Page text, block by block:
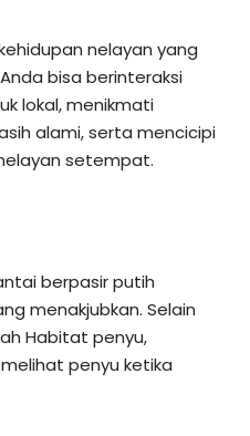
nelayan yang
bisa berinteraksi
lokal, menikmati
alami, serta mencicipi
setempat.
berpasir putih
menakjubkan. Selain
Habitat penyu,
penyu ketika